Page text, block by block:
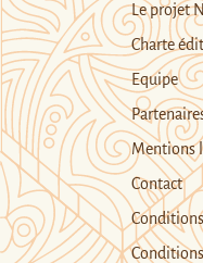
Le projet
Charte
Equipe
Mentions
Contact